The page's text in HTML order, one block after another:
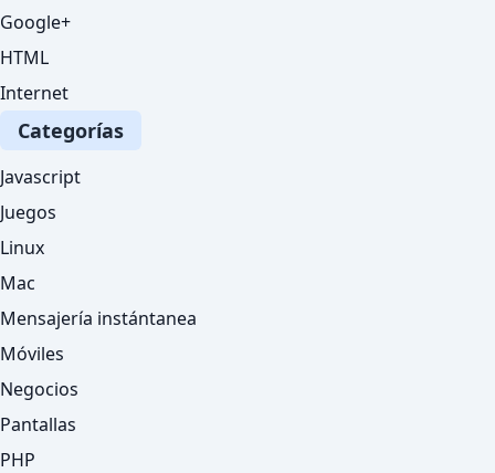
Google+
HTML
Internet
Categorías
Javascript
Juegos
Linux
Mac
Mensajería instántanea
Móviles
Negocios
Pantallas
PHP